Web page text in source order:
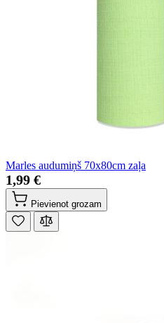
Marles audumiņš 70x80cm zaļa
1,99 €
Pievienot grozam